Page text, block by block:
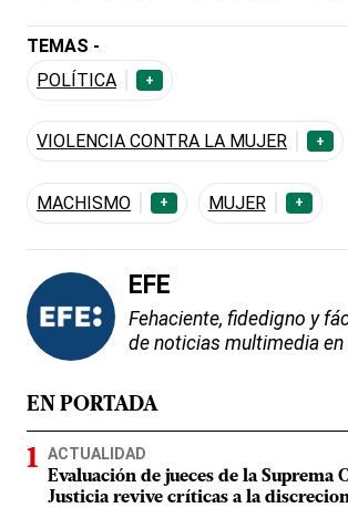
TEMAS -
POLÍTICA
+
VIOLENCIA CONTRA LA MUJER +
MACHISMO + MUJER +
EFE
Fehaciente, fidedigno y
de noticias multimedia en
EN PORTADA
ACTUALIDAD
Evaluación de jueces de la Suprema
Justicia revive críticas a la